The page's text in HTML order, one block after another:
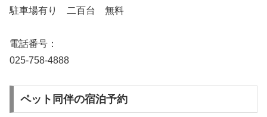
駐車場有り 二百台 無料
電話番号：
025-758-4888
ペット同伴の宿泊予約